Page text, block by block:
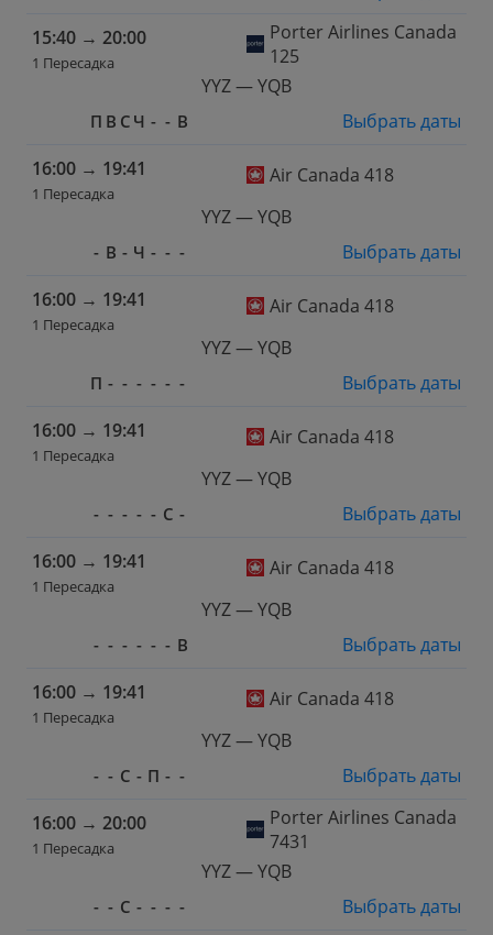
15:40 → 20:00
1 Пересадка
Porter Airlines Canada
125
YYZ — YQB
П В С Ч - - В
Выбрать даты
16:00 → 19:41
1 Пересадка
Air Canada 418
YYZ — YQB
- В - Ч - - -
Выбрать даты
16:00 → 19:41
1 Пересадка
Air Canada 418
YYZ — YQB
П - - - - - -
Выбрать даты
16:00 → 19:41
1 Пересадка
Air Canada 418
YYZ — YQB
- - - - - С -
Выбрать даты
16:00 → 19:41
1 Пересадка
Air Canada 418
YYZ — YQB
- - - - - - В
Выбрать даты
16:00 → 19:41
1 Пересадка
Air Canada 418
YYZ — YQB
- - С - П - -
Выбрать даты
16:00 → 20:00
1 Пересадка
Porter Airlines Canada
7431
YYZ — YQB
- - С - - - -
Выбрать даты